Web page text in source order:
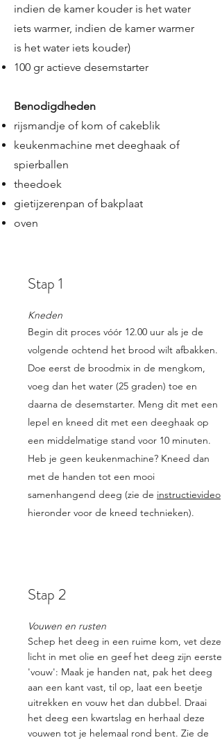
indien de kamer kouder is het water
iets warmer, indien de kamer warmer
is het water iets kouder)
100 gr actieve desemstarter
Benodigdheden
rijsmandje of kom of cakeblik
keukenmachine met deeghaak of
spierballen
theedoek
gietijzerenpan of bakplaat
oven
Stap 1
Kneden
Begin dit proces vóór 12.00 uur als je de
volgende ochtend het brood wilt afbakken.
Doe eerst de broodmix in de mengkom,
voeg dan het water (25 graden) toe en
daarna de desemstarter. Meng dit met een
lepel en kneed dit met een deeghaak op
een middelmatige stand voor 10 minuten.
Heb je geen keukenmachine? Kneed dan
met de handen tot een mooi
samenhangend deeg (zie de instructievideo
hieronder voor de kneed technieken).
Stap 2
Vouwen en rusten
Schep het deeg in een ruime kom, vet deze
licht in met olie en geef het deeg zijn eerste
'vouw': Maak je handen nat, pak het deeg
aan een kant vast, til op, laat een beetje
uitrekken en vouw het dan dubbel. Draai
het deeg een kwartslag en herhaal deze
vouwen tot je helemaal rond bent. Zie de